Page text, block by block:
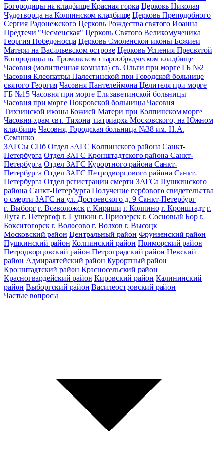
Богородицы на кладбище Красная горка Церковь Николая
Чудотворца на Колпинском кладбище Церковь Преподобного
Сергия Радонежского Церковь Рождества святого Иоанна
Предтечи "Чесменская" Церковь Святого Великомученика
Георгия Победоносца Церковь Смоленской иконы Божией
Матери на Васильевском острове Церковь Успения Пресвятой
Богородицы на Громовском старообрядческом кладбище
Часовня (молитвенная комната) св. Ольги при морге ГБ №2
Часовня Клеопатры Палестинской при Городской больнице
святого Георгия Часовня Пантелеймона Целителя при морге
ГБ №15 Часовня при морге Елизаветинской больницы
Часовня при морге Покровской больницы Часовня
Тихвинской иконы Божией Матери при Колпинском морге
Часовня-храм свт. Тихона, патриарха Московского, на Южном
кладбище Часовня, Городская больница №38 им. Н.А.
Семашко
ЗАГСы СПб Отдел ЗАГС Колпинского района Санкт-
Петербурга Отдел ЗАГС Кронштадтского района Санкт-
Петербурга Отдел ЗАГС Курортного района Санкт-
Петербурга Отдел ЗАГС Петродворцового района Санкт-
Петербурга Отдел регистрации смерти ЗАГСа Пушкинского
района Санкт-Петербурга Получение гербового свидетельства
о смерти ЗАГС на ул. Достоевского д. 9 Санкт-Петербург
г. Выборг г. Всеволожск г. Кириши г. Колпино г. Кронштадт г.
Луга г. Петергоф г. Пушкин г. Приозерск г. Сосновый Бор г.
Бокситогорск г. Волосово г. Волхов г. Высоцк
Московский район Центральный район Фрунзенский район
Пушкинский район Колпинский район Приморский район
Петродворцовский район Петроградский район Невский
район Адмиралтейский район Курортный район
Кронштадтский район Красносельский район
Красногвардейский район Кировский район Калининский
район Выборгский район Василеостровский район
Частые вопросы